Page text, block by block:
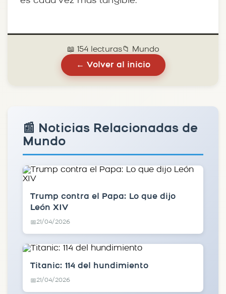
📖 154 lecturas📁 Mundo
← Volver al inicio
📰 Noticias Relacionadas de
Mundo
Trump contra el Papa: Lo que dijo
León XIV
📅21/04/2026
Titanic: 114 del hundimiento
📅21/04/2026